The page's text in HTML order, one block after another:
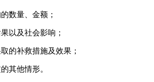
数量、金额；
以及社会影响；
的补救措施及效果；
其他情形。